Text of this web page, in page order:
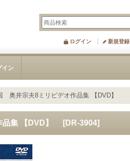
ログイン 新規登録
イン
奥井宗夫8ミリビデオ作品集 【DVD】
品集 【DVD】 [DR-3904]